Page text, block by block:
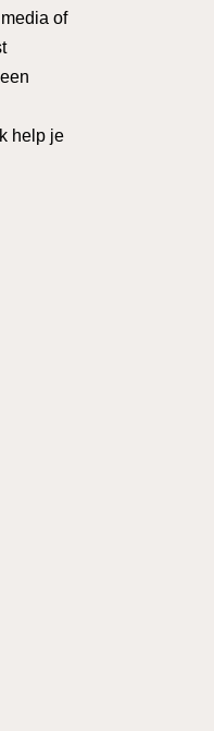
of
help je